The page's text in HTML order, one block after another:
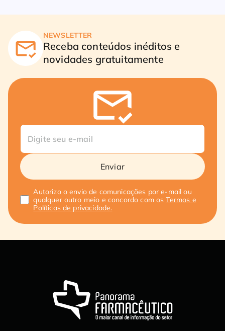
NEWSLETTER
Receba conteúdos inéditos e
novidades gratuitamente
Enviar
Autorizo o envio de comunicações por e-mail ou
qualquer outro meio e concordo com osTermos e
Políticas de privacidade.